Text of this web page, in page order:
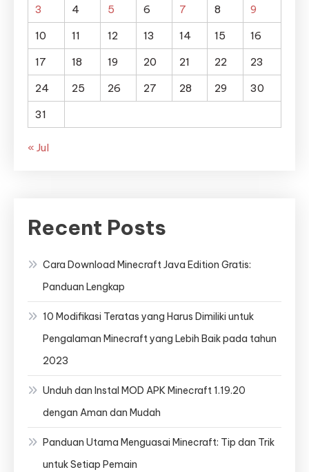
3
4 5 6 7 8
9
10
11 12 13 14 15
16
17
18 19 20 21 22
23
24
25 26 27 28 29
30
31
« Jul
Recent Posts
Cara Download Minecraft Java Edition Gratis:
Panduan Lengkap
10 Modifikasi Teratas yang Harus Dimiliki untuk
Pengalaman Minecraft yang Lebih Baik pada tahun
2023
Unduh dan Instal MOD APK Minecraft 1.19.20
dengan Aman dan Mudah
Panduan Utama Menguasai Minecraft: Tip dan Trik
untuk Setiap Pemain